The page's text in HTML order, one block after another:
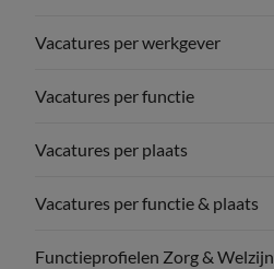
Vacatures per werkgever
Vacatures per functie
Vacatures per plaats
Vacatures per functie & plaats
Functieprofielen Zorg & Welzijn